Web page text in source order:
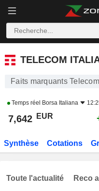
TELECOM ITALIA S.P.A.
TELECOM
Faits marquants
Temps réel Borsa Italiana
7,642 EUR
Synthèse Cotations
Toute l'actualité Reco